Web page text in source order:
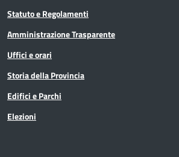
Statuto e Regolamenti
Amministrazione Trasparente
Uffici e orari
Storia della Provincia
Edifici e Parchi
Elezioni